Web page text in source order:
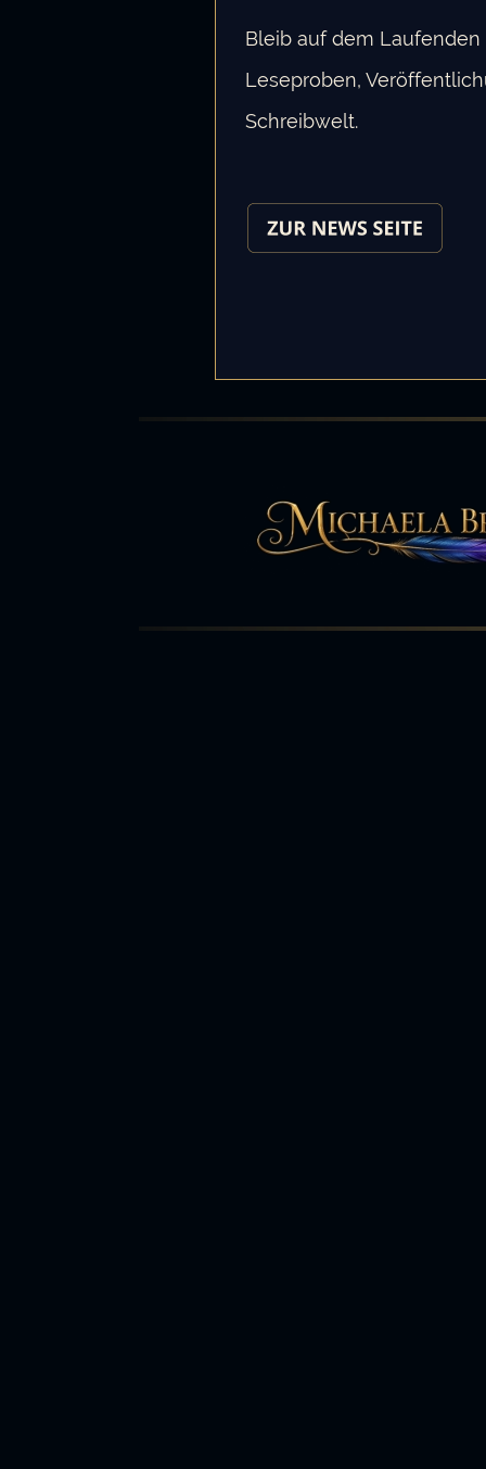
Bleib auf dem Laufenden über neue
Leseproben, Veröffentlichungen und